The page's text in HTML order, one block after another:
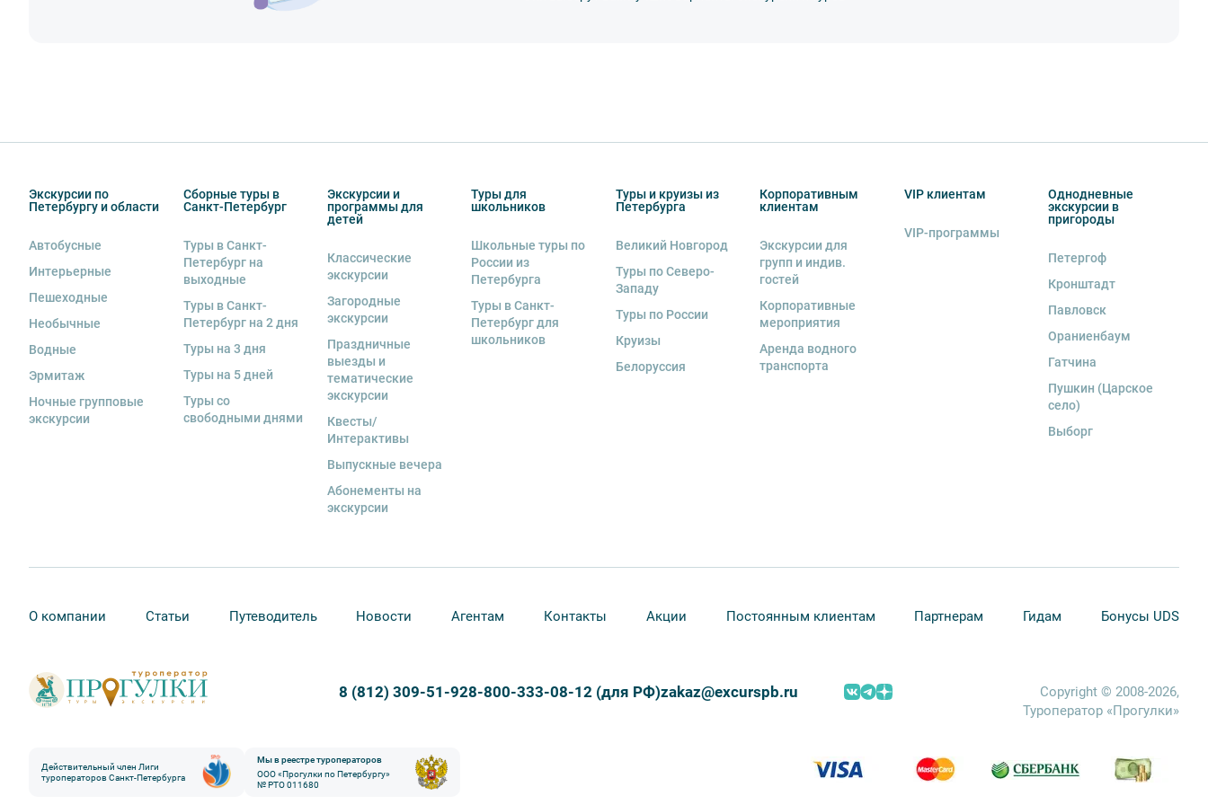
если экскурсионная программа отменяется по инициативе экскурсионного объекта. В случае
8. На ряд экскурсий туроператор предоставляет в аренду аудиооборудование. Ответственность за
сохранность оборудования во время проведения экскурсионной программы возлагается на
экскурсанта. В случае утери или порчи оборудования экскурсант обязан возместить полную
стоимость комплекта в размере 5500 руб. 00 коп.
Экскурсии по
Петербургу и области
Автобусные
Интерьерные
Пешеходные
Необычные
Водные
Эрмитаж
Ночные групповые
экскурсии
Сборные туры в
Санкт-Петербург
Туры в Санкт-
Петербург на
выходные
Туры в Санкт-
Петербург на 2 дня
Туры на 3 дня
Туры на 5 дней
Туры со
свободными днями
Экскурсии и
программы для
детей
Классические
экскурсии
Загородные
экскурсии
Праздничные
выезды и
тематические
экскурсии
Квесты/
Интерактивы
Выпускные вечера
Абонементы на
экскурсии
Туры для
школьников
Школьные туры по
России из
Петербурга
Туры в Санкт-
Петербург для
школьников
Туры и круизы из
Петербурга
Великий Новгород
Туры по Северо-
Западу
Туры по России
Круизы
Белоруссия
Корпоративным
клиентам
Экскурсии для
групп и индив.
гостей
Корпоративные
мероприятия
Аренда водного
транспорта
VIP клиентам
VIP-программы
Однодневные
экскурсии в
пригороды
Петергоф
Кронштадт
Павловск
Ораниенбаум
Гатчина
Пушкин (Царское
село)
Выборг
О компании Статьи Путеводитель Новости Агентам Контакты Акции Постоянным клиентам Партнерам Гидам Бонусы UDS
8 (812) 309-51-928-800-333-08-12 (для РФ)zakaz@excurspb.ru
Copyright © 2008-2026,
Туроператор «Прогулки»
Действительный член Лиги
туроператоров Санкт-Петербурга
Мы в реестре туроператоров
ООО «Прогулки по Петербургу»
№ РТО 011680